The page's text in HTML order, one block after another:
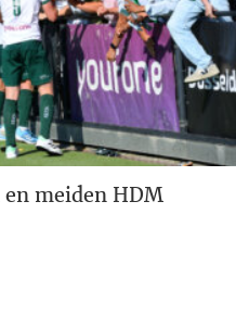
en meiden HDM